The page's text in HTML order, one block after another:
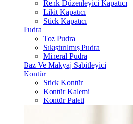
Renk Düzenleyici Kapatıcı
Likit Kapatıcı
Stick Kapatıcı
Pudra
Toz Pudra
Sıkıştırılmış Pudra
Mineral Pudra
Baz Ve Makyaj Sabitleyici
Kontür
Stick Kontür
Kontür Kalemi
Kontür Paleti